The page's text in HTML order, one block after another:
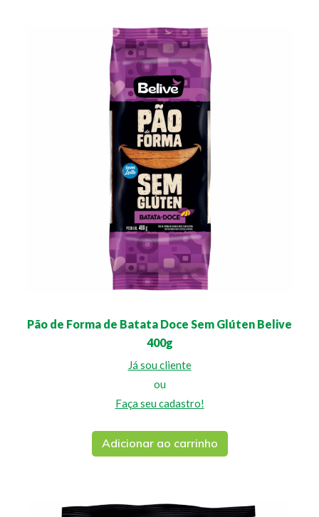
Pão de Forma de Batata Doce Sem Glúten Belive
400g
Já sou cliente
ou
Faça seu cadastro!
Adicionar ao carrinho